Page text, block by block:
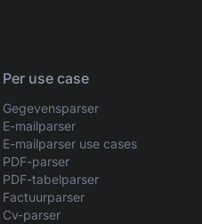
Per use case
Gegevensparser
E-mailparser
E-mailparser use cases
PDF-parser
PDF-tabelparser
Factuurparser
Cv-parser